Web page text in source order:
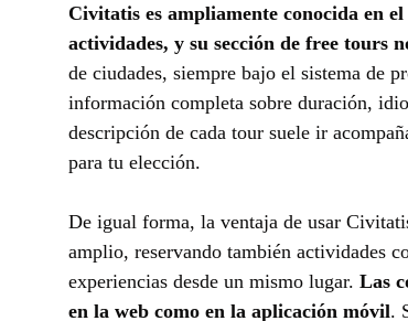
Civitatis es ampliamente conocida en
actividades, y su sección de free tours
de ciudades, siempre bajo el sistema de
información completa sobre duración,
descripción de cada tour suele ir
para tu elección.
De igual forma, la ventaja de usar
amplio, reservando también actividades
experiencias desde un mismo lugar. Las
en la web como en la aplicación móvil.